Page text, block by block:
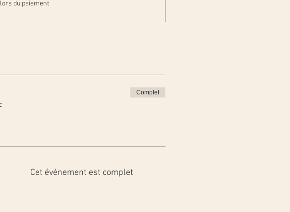
du paiement
Complet
Cet événement est complet